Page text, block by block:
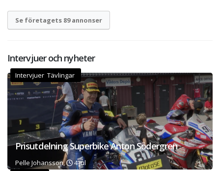
Se företagets 89 annonser
Intervjuer och nyheter
Intervjuer Tävlingar
Prisutdelning Superbike Anton Södergren
Pelle Johansson,
4 jul